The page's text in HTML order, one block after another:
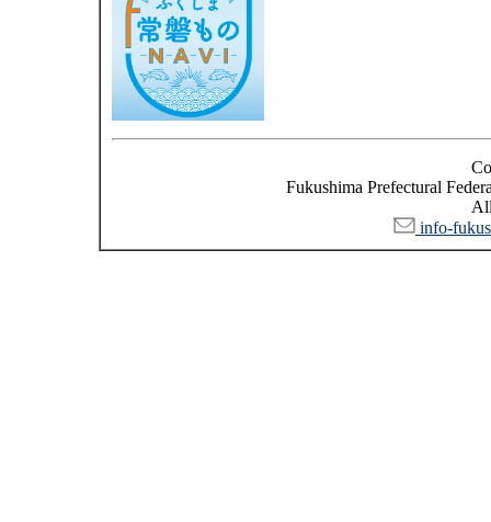
Fukushima Prefectural
info-